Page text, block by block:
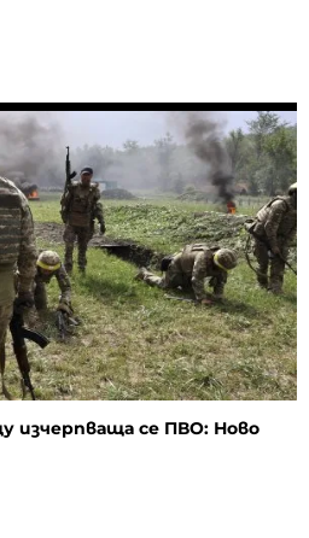
изчерпваща се ПВО: Ново